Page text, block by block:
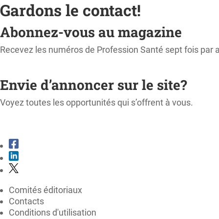
Gardons le contact!
Abonnez-vous au magazine
Recevez les numéros de Profession Santé sept fois par
Envie d’annoncer sur le site?
Voyez toutes les opportunités qui s’offrent à vous.
Comités éditoriaux
Contacts
Conditions d'utilisation